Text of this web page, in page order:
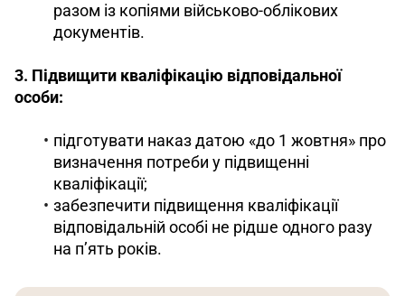
разом із копіями військово-облікових
документів.
3. Підвищити кваліфікацію відповідальної
особи:
підготувати наказ датою «до 1 жовтня» про
визначення потреби у підвищенні
кваліфікації;
забезпечити підвищення кваліфікації
відповідальній особі не рідше одного разу
на п’ять років.